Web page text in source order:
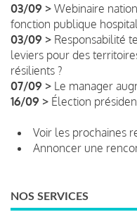
03/09 > Webinaire
fonction publique
03/09 > Responsabilité
leviers pour des
résilients ?
07/09 > Le manager
16/09 > Élection
Voir les prochaines
Annoncer une
NOS SERVICES